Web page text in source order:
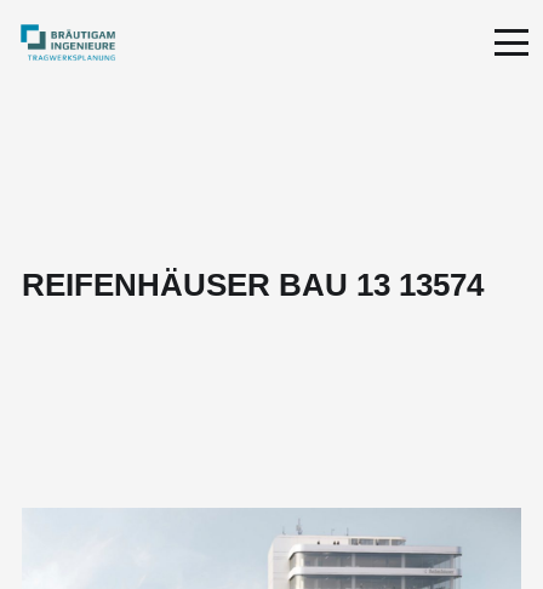
REIFENHÄUSER BAU 13 13574